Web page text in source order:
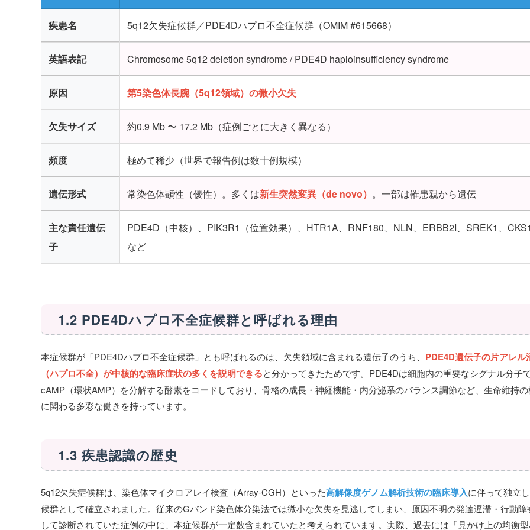
疾患名 5q12欠失症候群／PDE4Dハプロ不全症候群（OMIM #615668）
英語表記 Chromosome 5q12 deletion syndrome / PDE4D haploinsufficiency syndrome
原因 第5染色体長腕（5q12領域）の微小欠失
欠失サイズ 約0.9 Mb 〜 17.2 Mb（症例ごとに大きく異なる）
頻度 極めて稀少（世界で報告例は数十例規模）
遺伝形式 常染色体顕性（優性）。多くは新生突然変異（de novo） 。一部は罹患親から遺伝
主な責任遺伝
子
PDE4D（中核）、PIK3R1（位置効果）、HTR1A、RNF180、NLN、ERBB2I、SREK1、
など
1.2 PDE4Dハプロ不全症候群と呼ばれる理由
本症候群が「PDE4Dハプロ不全症候群」とも呼ばれるのは、欠失領域に含まれる遺伝子のうち、 PDE4D遺伝子の片アレル
（ハプロ不全）が中核的な臨床症状の多くを説明できると分かってきたためです。PDE4Dは細胞内の重要なシグナル分子
cAMP（環状AMP）を分解する酵素をコードしており、骨格の成長・神経機能・内分泌系のバランス調節など、生命維持
に関わる多彩な働きを持っています。
1.3 疾患認識の歴史
5q12欠失症候群は、染色体マイクロアレイ検査（Array-CGH）といった高解像度ゲノム解析技術の臨床導入に伴って独立
候群として確立されました。従来のGバンド染色体分染法では微小な欠失を見逃してしまい、原因不明の発達遅滞・行動障
して診断されていた症例の中に、本症候群が一定数含まれていたと考えられています。実際、過去には「見かけ上の均衡